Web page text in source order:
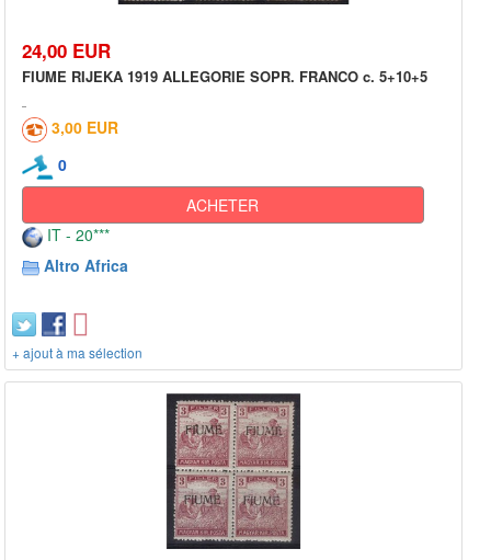
24,00 EUR
FIUME RIJEKA 1919 ALLEGORIE SOPR. FRANCO c. 5+10+5
3,00 EUR
0
ACHETER
IT - 20***
Altro Africa
+ ajout à ma sélection